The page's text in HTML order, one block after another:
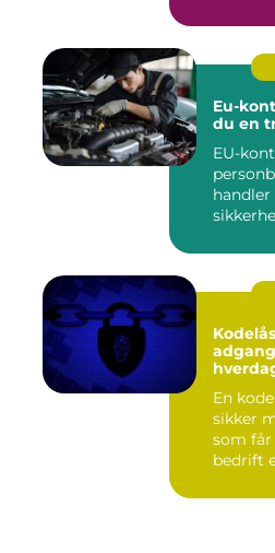
Eu-kontroll
du en
EU-
Kodelås enkel og trygg
En
sikker
som
bedrift